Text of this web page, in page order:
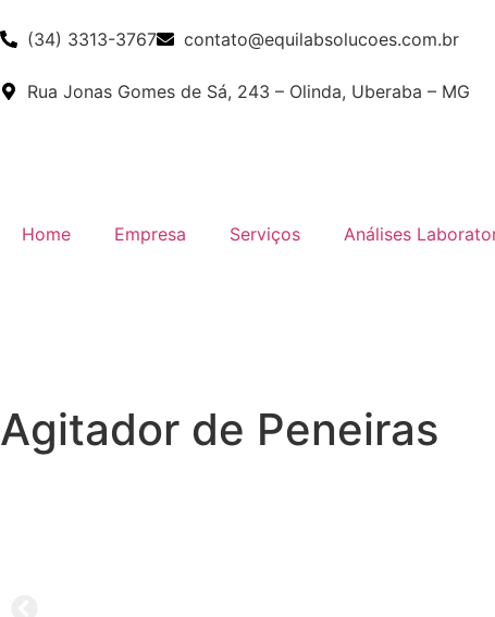
(34) 3313-3767 contato@equilabsolucoes.com.br
Rua Jonas Gomes de Sá, 243 – Olinda, Uberaba – MG
Home Empresa Serviços Análises
Agitador de Peneiras